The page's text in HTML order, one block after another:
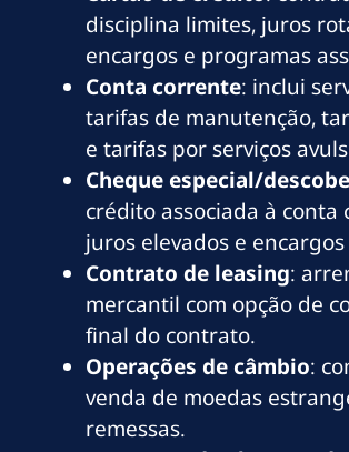
disciplina limites, juros
encargos e programas
Conta corrente: inclui
tarifas de manutenção,
e tarifas por serviços
Cheque especial/
crédito associada à conta
juros elevados e
Contrato de leasing:
mercantil com opção de
final do contrato.
Operações de câmbio:
venda de moedas
remessas.